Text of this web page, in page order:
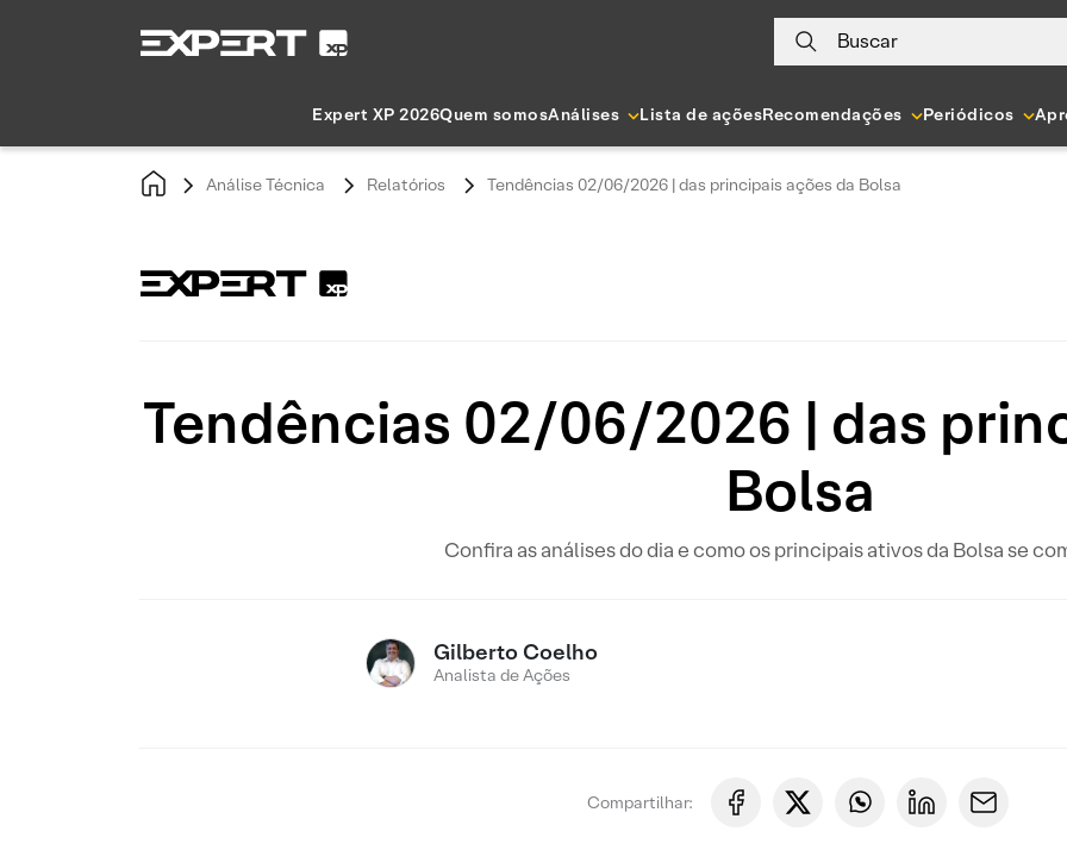
Buscar
Expert XP 2026Quem somosAnálises Lista de açõesRecomendações Periódicos
Análise Técnica Relatórios Tendências 02/06/2026 | das principais ações da Bolsa
Tendências 02/06/2026 | das
Bolsa
Confira as análises do dia e como os principais ativos da Bolsa se
Gilberto Coelho
Analista de Ações
Compartilhar: